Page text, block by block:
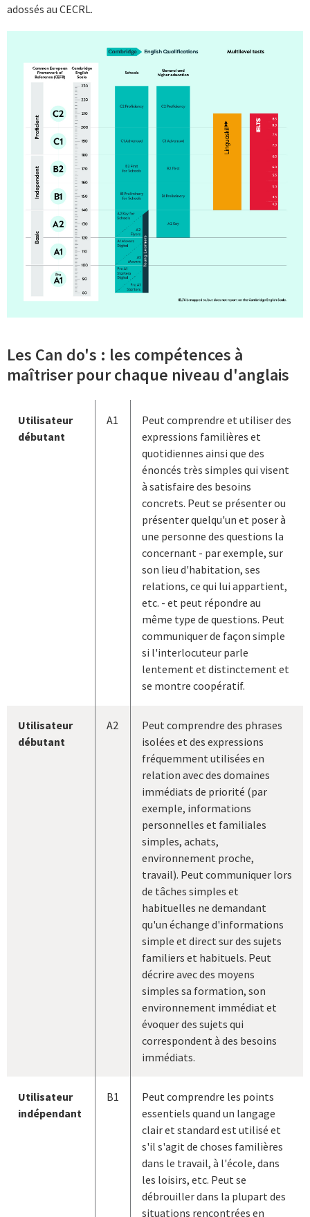
adossés au CECRL.
Les Can do's : les compétences à
maîtriser pour chaque niveau d'anglais
Utilisateur
débutant
A1
Peut comprendre et utiliser des
expressions familières et
quotidiennes ainsi que des
énoncés très simples qui visent
à satisfaire des besoins
concrets. Peut se présenter ou
présenter quelqu'un et poser à
une personne des questions la
concernant - par exemple, sur
son lieu d'habitation, ses
relations, ce qui lui appartient,
etc. - et peut répondre au
même type de questions. Peut
communiquer de façon simple
si l'interlocuteur parle
lentement et distinctement et
se montre coopératif.
Utilisateur
débutant
A2
Peut comprendre des phrases
isolées et des expressions
fréquemment utilisées en
relation avec des domaines
immédiats de priorité (par
exemple, informations
personnelles et familiales
simples, achats,
environnement proche,
travail). Peut communiquer lors
de tâches simples et
habituelles ne demandant
qu'un échange d'informations
simple et direct sur des sujets
familiers et habituels. Peut
décrire avec des moyens
simples sa formation, son
environnement immédiat et
évoquer des sujets qui
correspondent à des besoins
immédiats.
Utilisateur
indépendant
B1
Peut comprendre les points
essentiels quand un langage
clair et standard est utilisé et
s'il s'agit de choses familières
dans le travail, à l'école, dans
les loisirs, etc. Peut se
débrouiller dans la plupart des
situations rencontrées en